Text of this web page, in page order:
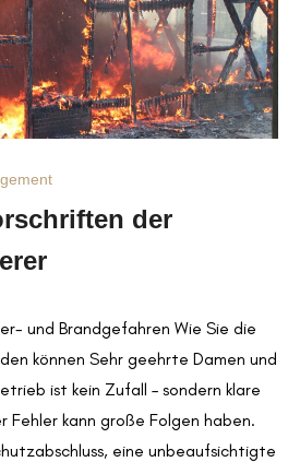
der
und Brandgefahren Wie Sie die
können Sehr geehrte Damen und
ist kein Zufall – sondern klare
Fehler kann große Folgen haben.
eine unbeaufsichtigte